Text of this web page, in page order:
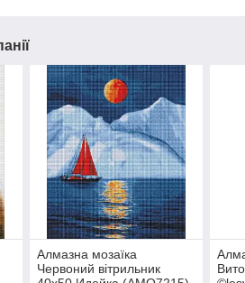
Алмазна мозаїка
Червоний вітрильник